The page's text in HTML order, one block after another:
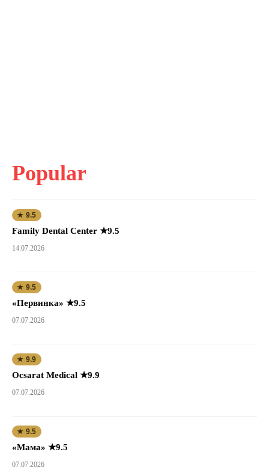
Popular
★ 9.5
Family Dental Center ★9.5
14.07.2026
★ 9.5
«Первинка» ★9.5
07.07.2026
★ 9.9
Ocsarat Medical ★9.9
07.07.2026
★ 9.5
«Мама» ★9.5
07.07.2026